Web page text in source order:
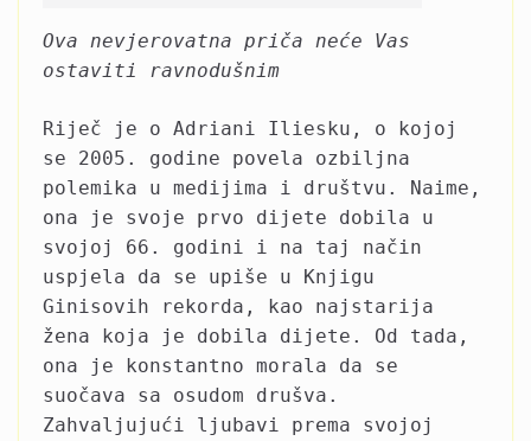
Ova nevjerovatna priča neće Vas
ostaviti ravnodušnim
Riječ je o Adriani Iliesku, o kojoj
se 2005. godine povela ozbiljna
polemika u medijima i društvu. Naime,
ona je svoje prvo dijete dobila u
svojoj 66. godini i na taj način
uspjela da se upiše u Knjigu
Ginisovih rekorda, kao najstarija
žena koja je dobila dijete. Od tada,
ona je konstantno morala da se
suočava sa osudom drušva.
Zahvaljujući ljubavi prema svojoj